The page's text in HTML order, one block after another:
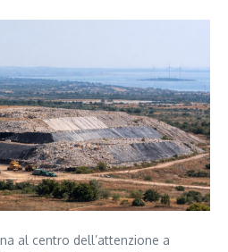
al centro dell’attenzione a